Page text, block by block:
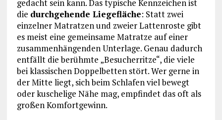
gedacht sein kann. Das typische Kennzeichen ist
die durchgehende Liegefläche: Statt zwei
einzelner Matratzen und zweier Lattenroste gibt
es meist eine gemeinsame Matratze auf einer
zusammenhängenden Unterlage. Genau dadurch
entfällt die berühmte „Besucherritze“, die viele
bei klassischen Doppelbetten stört. Wer gerne in
der Mitte liegt, sich beim Schlafen viel bewegt
oder kuschelige Nähe mag, empfindet das oft als
großen Komfortgewinn.